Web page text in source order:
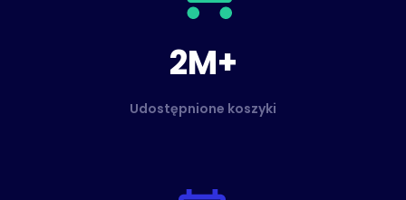
2M+
Udostępnione koszyki